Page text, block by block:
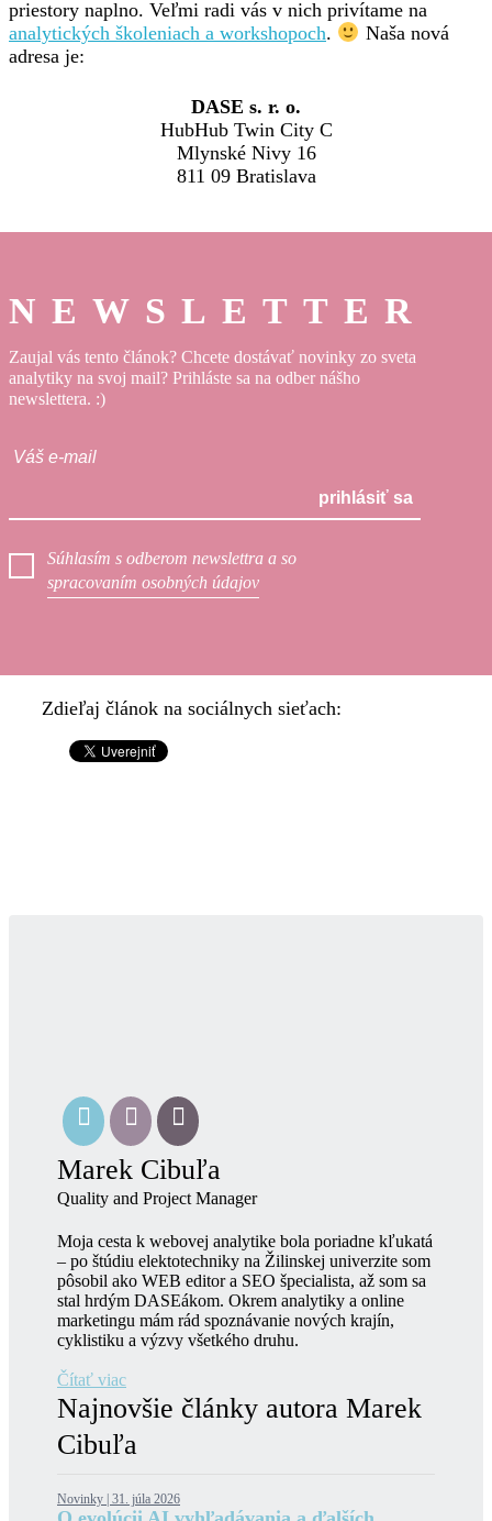
priestory naplno. Veľmi radi vás v nich privítame na
analytických školeniach a workshopoch.
Naša nová
adresa je:
DASE s. r. o.
HubHub Twin City C
Mlynské Nivy 16
811 09 Bratislava
NEWSLETTER
Zaujal vás tento článok? Chcete dostávať novinky zo sveta
analytiky na svoj mail? Prihláste sa na odber nášho
newslettera. :)
prihlásiť sa
Súhlasím s odberom newslettra a so
spracovaním osobných údajov
Zdieľaj článok na sociálnych sieťach:
Marek Cibuľa
Quality and Project Manager
Moja cesta k webovej analytike bola poriadne kľukatá
– po štúdiu elektotechniky na Žilinskej univerzite som
pôsobil ako WEB editor a SEO špecialista, až som sa
stal hrdým DASEákom. Okrem analytiky a online
marketingu mám rád spoznávanie nových krajín,
cyklistiku a výzvy všetkého druhu.
Čítať viac
Najnovšie články autora Marek
Cibuľa
Novinky | 31. júla 2026